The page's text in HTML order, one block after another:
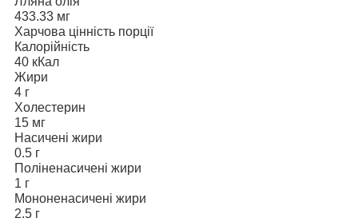
433.33 мг
Харчова цінність порції
Калорійність
40 кКал
Жири
4 г
Холестерин
15 мг
Насичені жири
0.5 г
Поліненасичені жири
1 г
Мононенасичені жири
2.5 г